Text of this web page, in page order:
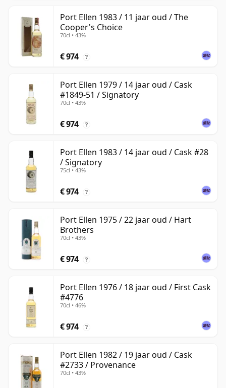
Port Ellen 1983 / 11 jaar oud / The
Cooper's Choice
70cl • 43%
€ 974 ?
Port Ellen 1979 / 14 jaar oud / Cask
#1849-51 / Signatory
70cl • 43%
€ 974 ?
Port Ellen 1983 / 14 jaar oud / Cask #28
/ Signatory
75cl • 43%
€ 974 ?
Port Ellen 1975 / 22 jaar oud / Hart
Brothers
70cl • 43%
€ 974 ?
Port Ellen 1976 / 18 jaar oud / First Cask
#4776
70cl • 46%
€ 974 ?
Port Ellen 1982 / 19 jaar oud / Cask
#2733 / Provenance
70cl • 43%